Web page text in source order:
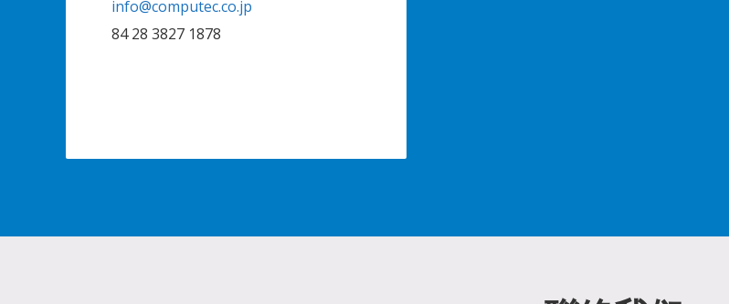
info@computec.co.jp
84 28 3827 1878